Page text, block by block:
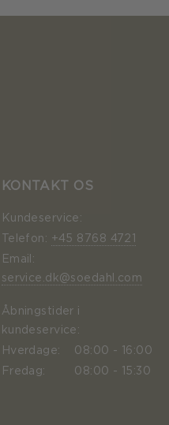
KONTAKT OS
Kundeservice:
Telefon: +45 8768 4721
Email:
service.dk@soedahl.com
Åbningstider i
kundeservice:
Hverdage: 08:00 - 16:00
Fredag: 08:00 - 15:30